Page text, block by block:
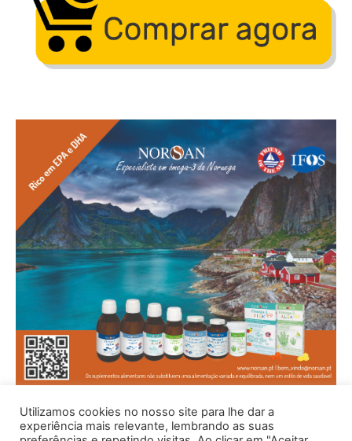
Utilizamos cookies no nosso site para lhe dar a
experiência mais relevante, lembrando as suas